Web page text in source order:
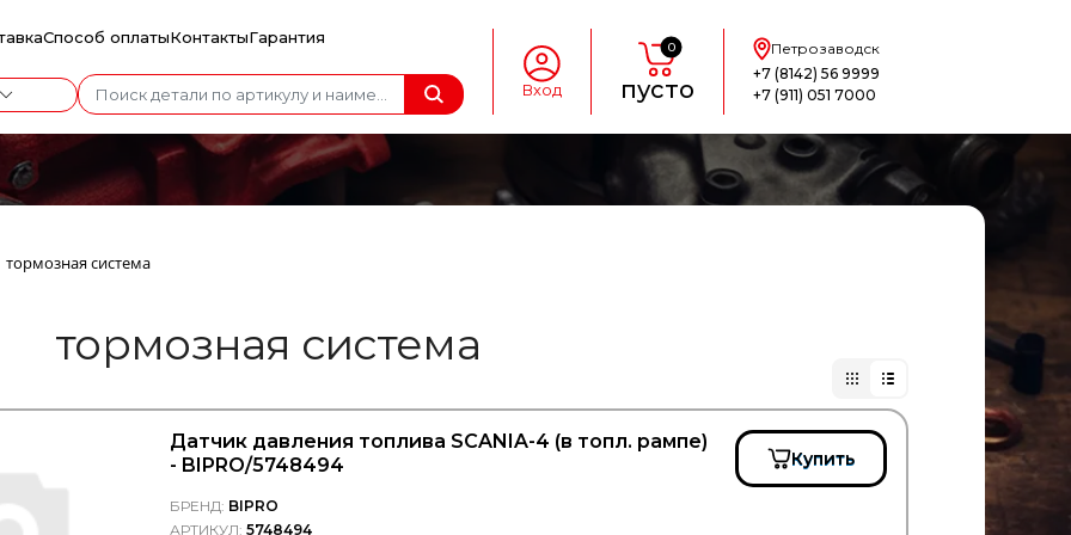
Способ оплатыКонтактыГарантия
Вход
0
пусто
Петрозаводск
+7 (8142) 56 9999
+7 (911) 051 7000
тормозная система
тормозная система
Датчик давления топлива SCANIA-4 (в топл. рампе)
- BIPRO/5748494
БРЕНД: BIPRO
АРТИКУЛ:5748494
Купить